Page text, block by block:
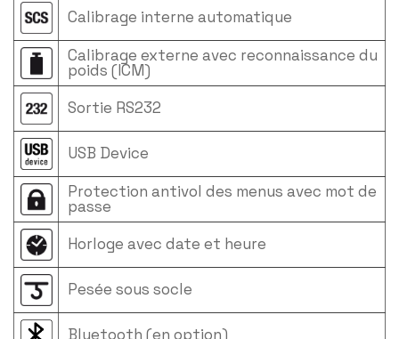
Calibrage interne automatique
Calibrage externe avec reconnaissance du
poids (ICM)
Sortie RS232
USB Device
Protection antivol des menus avec mot de
passe
Horloge avec date et heure
Pesée sous socle
Bluetooth (en option)